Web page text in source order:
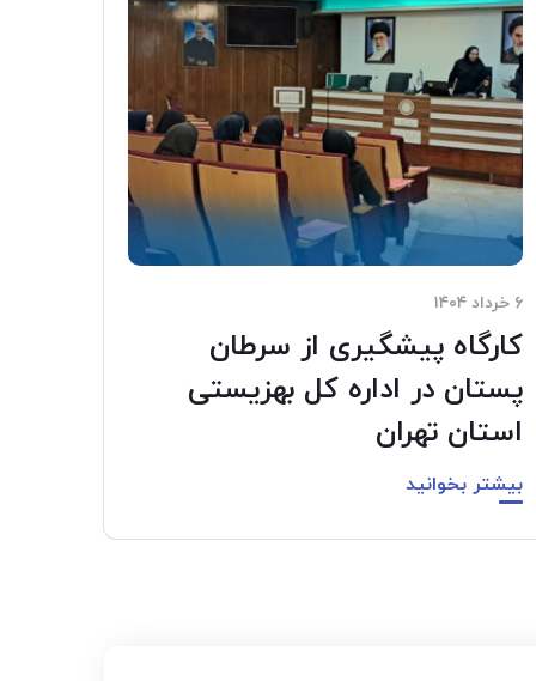
۶ خرداد ۱۴۰۴
کارگاه پیشگیری از سرطان
پستان در اداره کل بهزیستی
استان تهران
بیشتر بخوانید